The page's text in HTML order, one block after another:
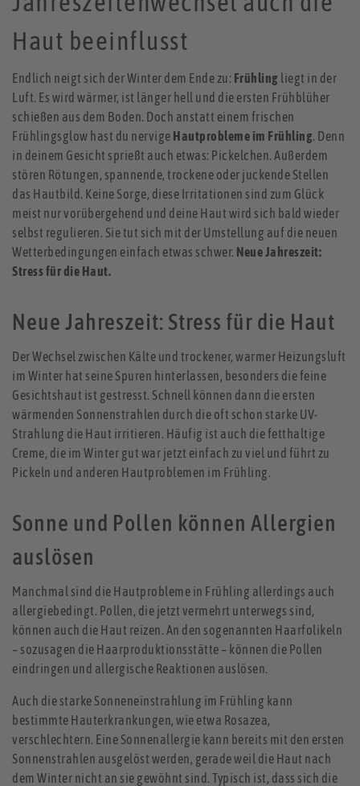
Haut beeinflusst
Endlich neigt sich der Winter dem Ende zu: Frühling liegt in der
Luft. Es wird wärmer, ist länger hell und die ersten Frühblüher
schießen aus dem Boden. Doch anstatt einem frischen
Frühlingsglow hast du nervige Hautprobleme im Frühling. Denn
in deinem Gesicht sprießt auch etwas: Pickelchen. Außerdem
stören Rötungen, spannende, trockene oder juckende Stellen
das Hautbild. Keine Sorge, diese Irritationen sind zum Glück
meist nur vorübergehend und deine Haut wird sich bald wieder
selbst regulieren. Sie tut sich mit der Umstellung auf die neuen
Wetterbedingungen einfach etwas schwer. Neue Jahreszeit:
Stress für die Haut.
Neue Jahreszeit: Stress für die Haut
Der Wechsel zwischen Kälte und trockener, warmer Heizungsluft
im Winter hat seine Spuren hinterlassen, besonders die feine
Gesichtshaut ist gestresst. Schnell können dann die ersten
wärmenden Sonnenstrahlen durch die oft schon starke UV-
Strahlung die Haut irritieren. Häufig ist auch die fetthaltige
Creme, die im Winter gut war jetzt einfach zu viel und führt zu
Pickeln und anderen Hautproblemen im Frühling.
Sonne und Pollen können Allergien
auslösen
Manchmal sind die Hautprobleme in Frühling allerdings auch
allergiebedingt. Pollen, die jetzt vermehrt unterwegs sind,
können auch die Haut reizen. An den sogenannten Haarfolikeln
– sozusagen die Haarproduktionsstätte – können die Pollen
eindringen und allergische Reaktionen auslösen.
Auch die starke Sonneneinstrahlung im Frühling kann
bestimmte Hauterkrankungen, wie etwa Rosazea,
verschlechtern. Eine Sonnenallergie kann bereits mit den ersten
Sonnenstrahlen ausgelöst werden, gerade weil die Haut nach
dem Winter nicht an sie gewöhnt sind. Typisch ist, dass sich die